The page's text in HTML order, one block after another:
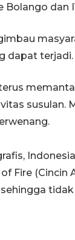
Bolango dan
dapat terjadi.
susulan.
of Fire